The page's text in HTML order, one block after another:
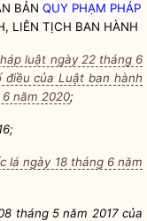
BẢN QUY PHẠM PHÁP
LIÊN TỊCH BAN HÀNH
luật ngày 22 tháng 6
của Luật ban hành
năm 2020;
lá ngày 18 tháng 6 năm
tháng 5 năm 2017 của